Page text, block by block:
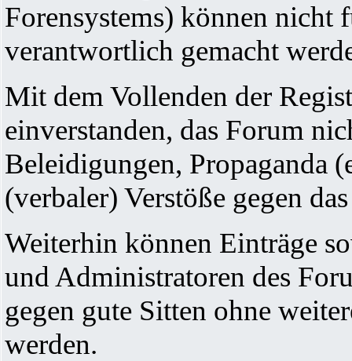
Forensystems) können nicht
verantwortlich gemacht
Mit dem Vollenden der
einverstanden, das Forum
Beleidigungen, Propaganda
(verbaler) Verstöße gegen
Weiterhin können Einträge
und Administratoren des
gegen gute Sitten ohne
werden.